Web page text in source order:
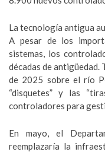
La tecnología antigua
A pesar de los
sistemas, los
décadas de antigüedad.
de 2025 sobre el río
“disquetes” y las
controladores para
En mayo, el
reemplazaría la